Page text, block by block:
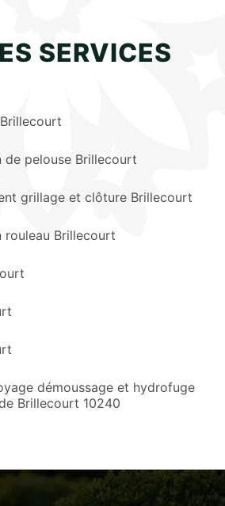
SERVICES
pelouse Brillecourt
grillage et clôture Brillecourt
rouleau Brillecourt
démoussage et hydrofuge
Brillecourt 10240